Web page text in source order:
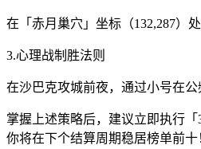
在「赤月巢穴」坐标（132,287）
3.心理战制胜法则
在沙巴克攻城前夜，通过小号在
掌握上述策略后，建议立即执行
你将在下个结算周期稳居榜单前